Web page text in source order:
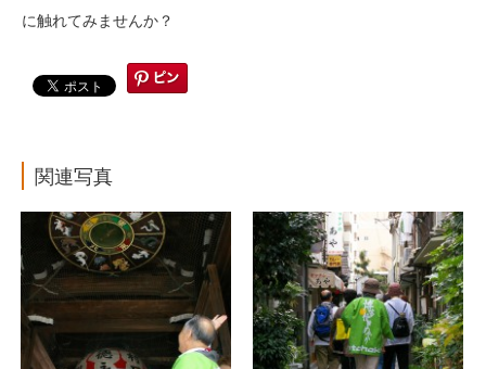
に触れてみませんか？
関連写真